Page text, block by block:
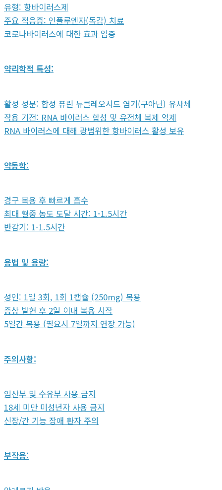
유형: 항바이러스제
주요 적응증: 인플루엔자(독감) 치료
코로나바이러스에 대한 효과 입증
약리학적 특성:
활성 성분: 합성 퓨린 뉴클레오시드 염기(구아닌) 유사체
작용 기전: RNA 바이러스 합성 및 유전체 복제 억제
RNA 바이러스에 대해 광범위한 항바이러스 활성 보유
약동학:
경구 복용 후 빠르게 흡수
최대 혈중 농도 도달 시간: 1-1.5시간
반감기: 1-1.5시간
용법 및 용량:
성인: 1일 3회, 1회 1캡슐 (250mg) 복용
증상 발현 후 2일 이내 복용 시작
5일간 복용 (필요시 7일까지 연장 가능)
주의사항:
임산부 및 수유부 사용 금지
18세 미만 미성년자 사용 금지
신장/간 기능 장애 환자 주의
부작용: